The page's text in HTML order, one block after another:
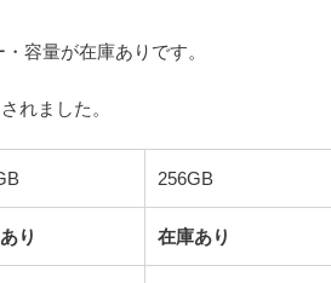
容量が在庫ありです。
れました。
256GB
り 在庫あり